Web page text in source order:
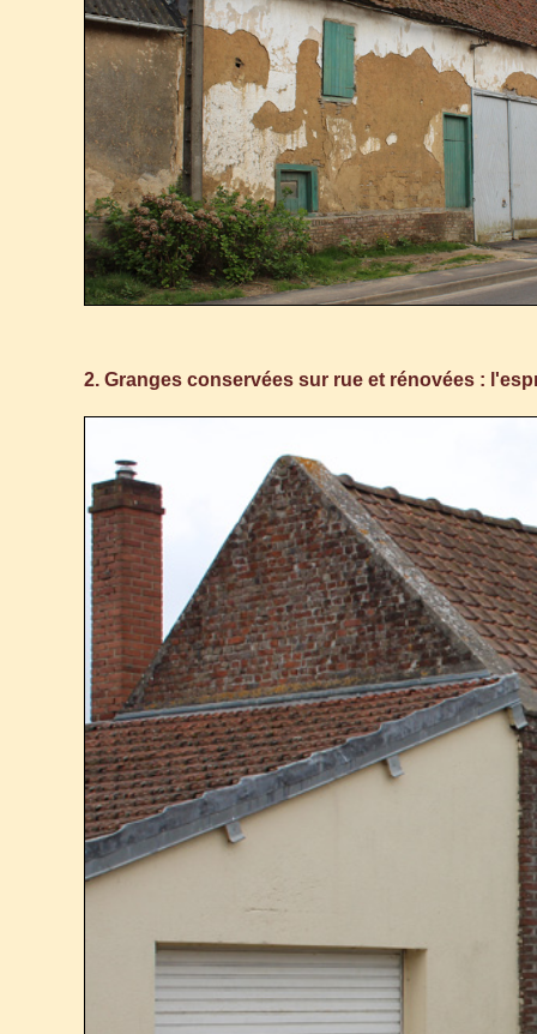
2. Granges conservées sur rue et rénovées :